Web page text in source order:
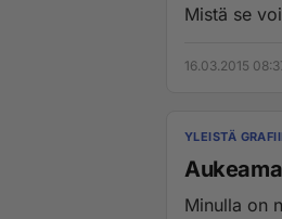
Mistä se
16.03.2015
YLEISTÄ
Minulla on